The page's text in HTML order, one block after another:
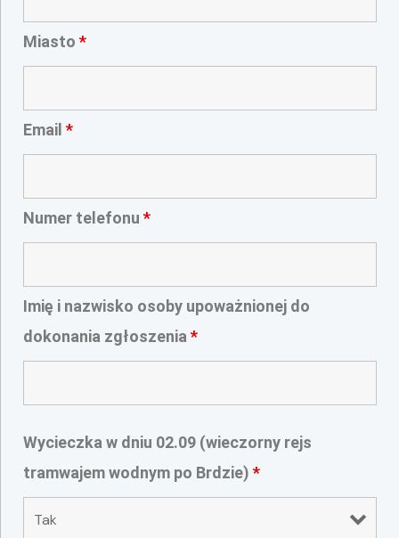
Miasto *
Email *
Numer telefonu *
Imię i nazwisko osoby upoważnionej do
dokonania zgłoszenia *
Wycieczka w dniu 02.09 (wieczorny rejs
tramwajem wodnym po Brdzie) *